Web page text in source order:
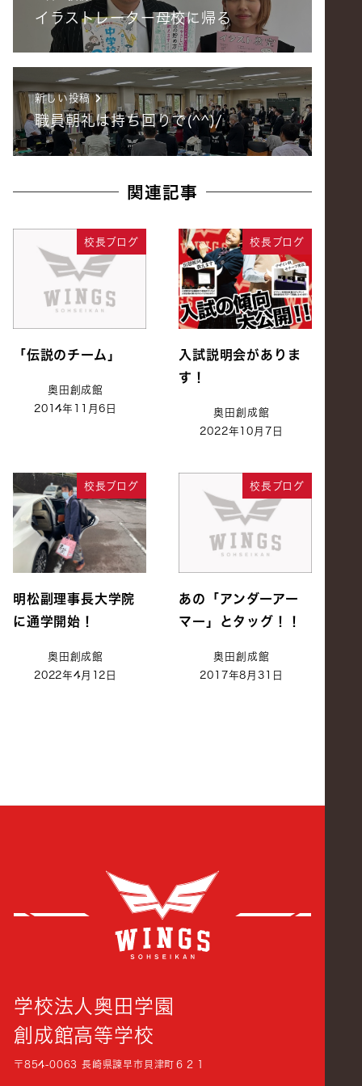
イラストレーター母校に帰る
新しい投稿
職員朝礼は持ち回りで(^^)/
関連記事
校長ブログ
「伝説のチーム」
奥田創成館
2014年11月6日
校長ブログ
入試説明会がありま
す！
奥田創成館
2022年10月7日
校長ブログ
明松副理事長大学院
に通学開始！
奥田創成館
2022年4月12日
校長ブログ
あの「アンダーアー
マー」とタッグ！！
奥田創成館
2017年8月31日
学校法人奥田学園
創成館高等学校
〒854-0063 長崎県諫早市貝津町６２１